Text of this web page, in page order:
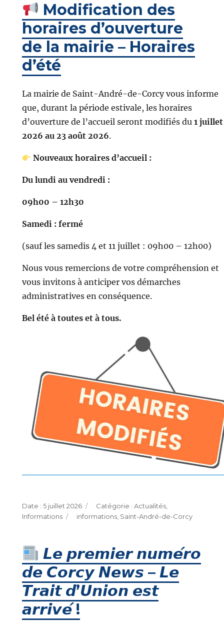
Modification des
horaires d’ouverture
de la mairie – Horaires
d’été
La mairie de Saint-André-de-Corcy vous informe
que, durant la période estivale, les horaires
d’ouverture de l’accueil seront modifiés du 1 juillet
2026 au 23 août 2026.
Nouveaux horaires d’accueil :
Du lundi au vendredi :
09h00 – 12h30
Samedi : fermé
(sauf les samedis 4 et 11 juillet : 09h00 – 12h00)
Nous vous remercions de votre compréhension et
vous invitons à anticiper vos démarches
administratives en conséquence.
Bel été à toutes et à tous.
Publié
le
5 juillet 2026 Catégories
Actualités,
Informations
Étiquettes
informations, Saint-André-de-Corcy
𝙇𝙚 𝙥𝙧𝙚𝙢𝙞𝙚𝙧 𝙣𝙪𝙢𝙚́𝙧𝙤
𝙙𝙚 𝘾𝙤𝙧𝙘𝙮 𝙉𝙚𝙬𝙨 – 𝙇𝙚
𝙏𝙧𝙖𝙞𝙩 𝙙’𝙐𝙣𝙞𝙤𝙣 𝙚𝙨𝙩
𝙖𝙧𝙧𝙞𝙫𝙚́ !